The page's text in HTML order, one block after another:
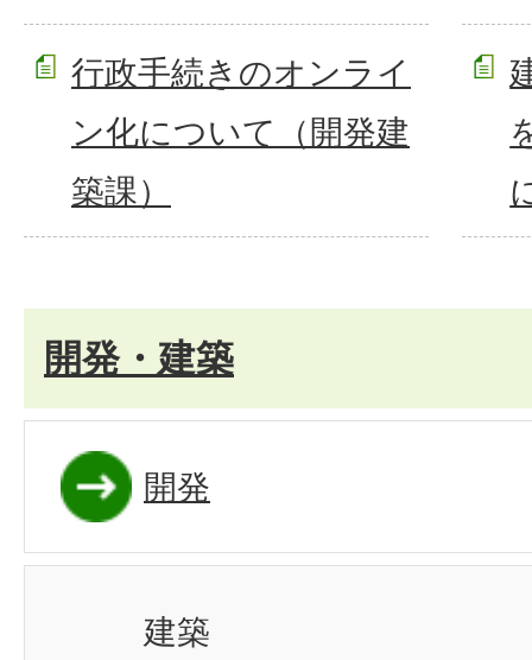
行政手続きのオンライ
ン化について（開発建
築課）
開発・建築
開発
建築